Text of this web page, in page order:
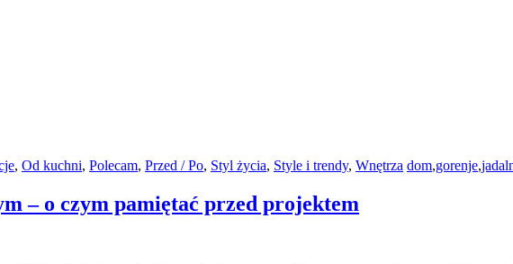
, Od kuchni, Polecam, Przed / Po, Styl życia, Style i trendy, Wnętrza dom,gorenje,
– o czym pamiętać przed projektem